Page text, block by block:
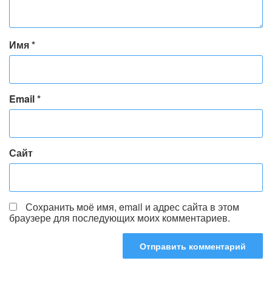
Имя*
Email*
Сайт
Сохранить моё имя, email и адрес сайта в этом
браузере для последующих моих комментариев.